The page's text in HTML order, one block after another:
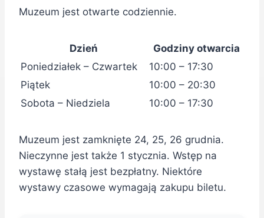
Muzeum jest otwarte codziennie.
Dzień
Godziny otwarcia
Poniedziałek – Czwartek
10:00 – 17:30
Piątek
10:00 – 20:30
Sobota – Niedziela
10:00 – 17:30
Muzeum jest zamknięte 24, 25, 26 grudnia.
Nieczynne jest także 1 stycznia. Wstęp na
wystawę stałą jest bezpłatny. Niektóre
wystawy czasowe wymagają zakupu biletu.